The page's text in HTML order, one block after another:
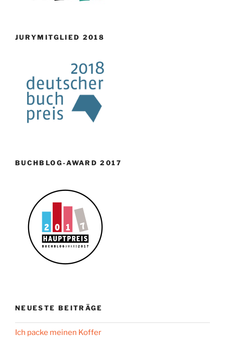
JURYMITGLIED 2018
BUCHBLOG-AWARD 2017
NEUESTE BEITRÄGE
Ich packe meinen Koffer